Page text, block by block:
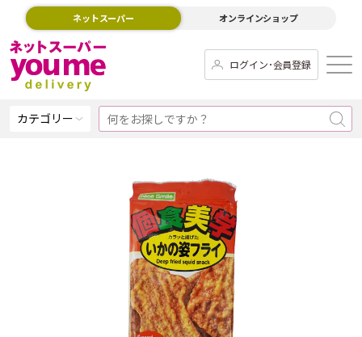
ネットスーパー オンラインショップ
ログイン･会員登録
カテゴリー